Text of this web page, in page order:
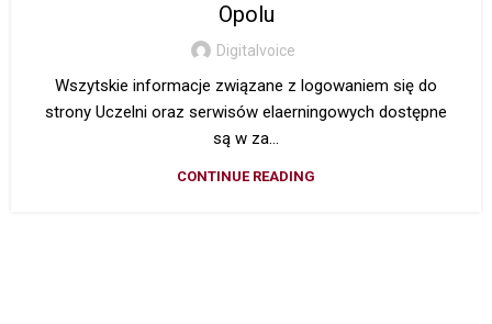
Opolu
Digitalvoice
Wszytskie informacje związane z logowaniem się do
strony Uczelni oraz serwisów elaerningowych dostępne
są w za...
CONTINUE READING